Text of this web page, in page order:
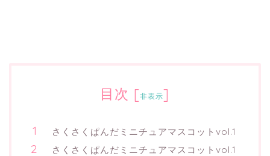
目次 [非表示]
さくさくぱんだミニチュアマスコットvol.1
さくさくぱんだミニチュアマスコットvol.1